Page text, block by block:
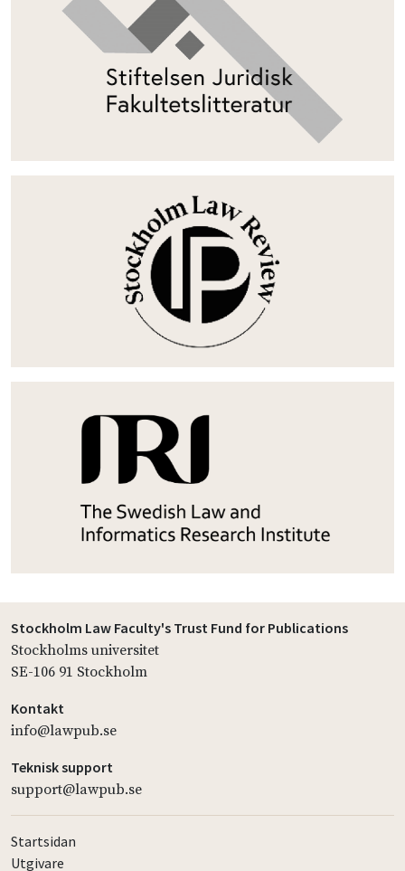
Stockholm Law Faculty's Trust Fund for Publications
Stockholms universitet
SE-106 91 Stockholm
Kontakt
info@lawpub.se
Teknisk support
support@lawpub.se
Startsidan
Utgivare